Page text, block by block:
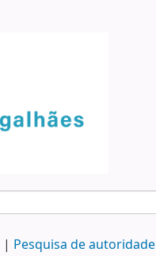
Pesquisa de autoridade